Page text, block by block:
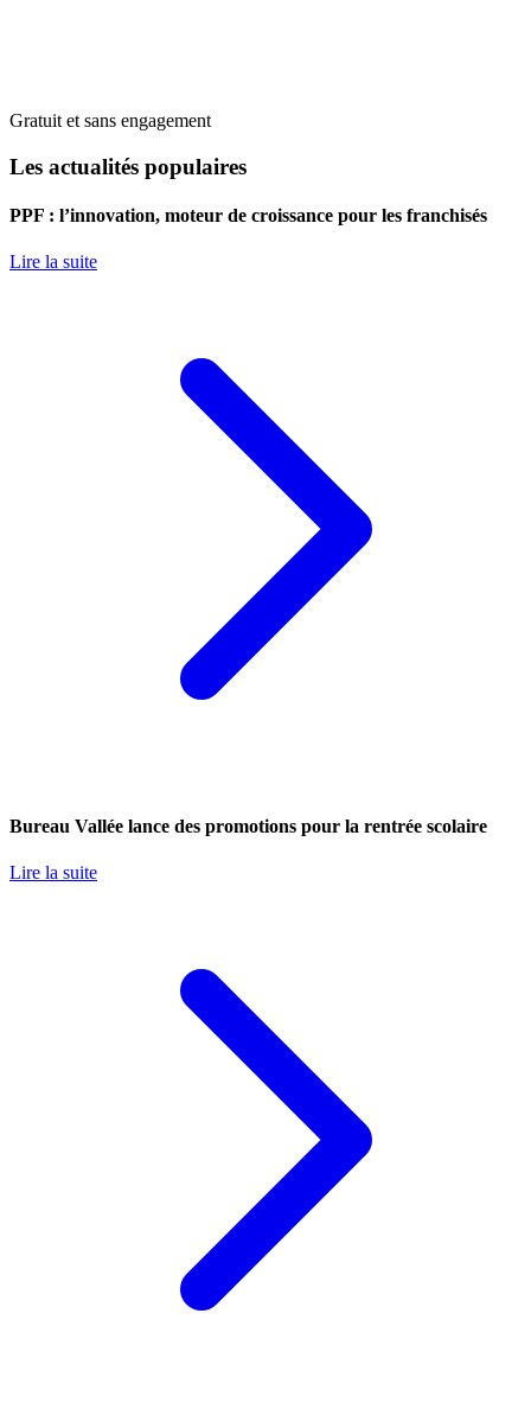
Gratuit et sans engagement
Les actualités populaires
PPF : l’innovation, moteur de croissance pour les franchisés
Lire la suite
Bureau Vallée lance des promotions pour la rentrée scolaire
Lire la suite